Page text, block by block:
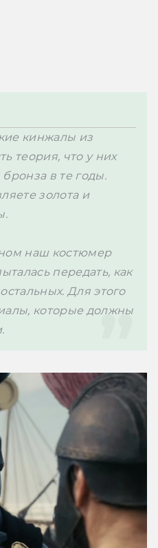
кинжалы из
теория, что у них
в те годы.
золота и
наш костюмер
передать, как
Для этого
которые должны